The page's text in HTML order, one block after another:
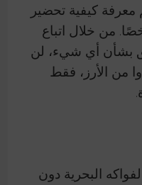
معرفة كيفية تحضير
الفواكه البحرية لـ 20 شخصًا. من خلال اتباع
بشأن أي شيء، لن
من الأرز، فقط
البحرية دون